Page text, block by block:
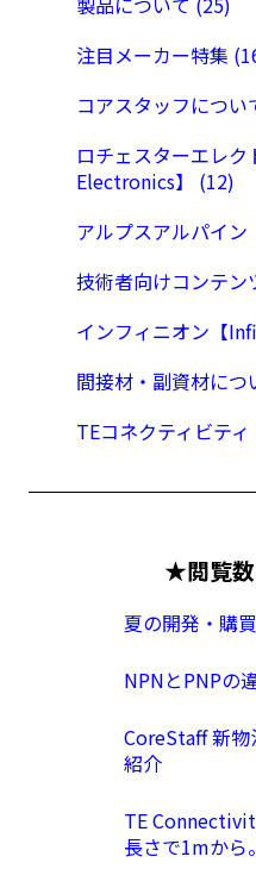
注目メーカー特集
コアスタッフについ
ロチェスターエレ
Electronics】 (12)
アルプスアルパイ
技術者向けコンテン
インフィニオン【
間接材・副資材につ
TEコネクティビテ
★閲覧
夏の開発・購
NPNとPNPの
CoreStaff 新
紹介
TE
長さで1mから。